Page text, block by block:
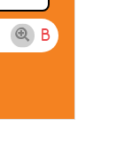
B